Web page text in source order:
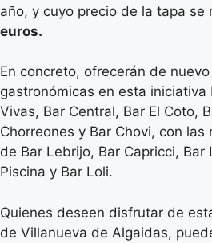
año, y cuyo precio de la tapa se
euros.
En concreto, ofrecerán de
gastronómicas en esta iniciativa
Vivas, Bar Central, Bar El Coto,
Chorreones y Bar Chovi, con
de Bar Lebrijo, Bar Capricci, Bar
Piscina y Bar Loli.
Quienes deseen disfrutar de
de Villanueva de Algaidas,